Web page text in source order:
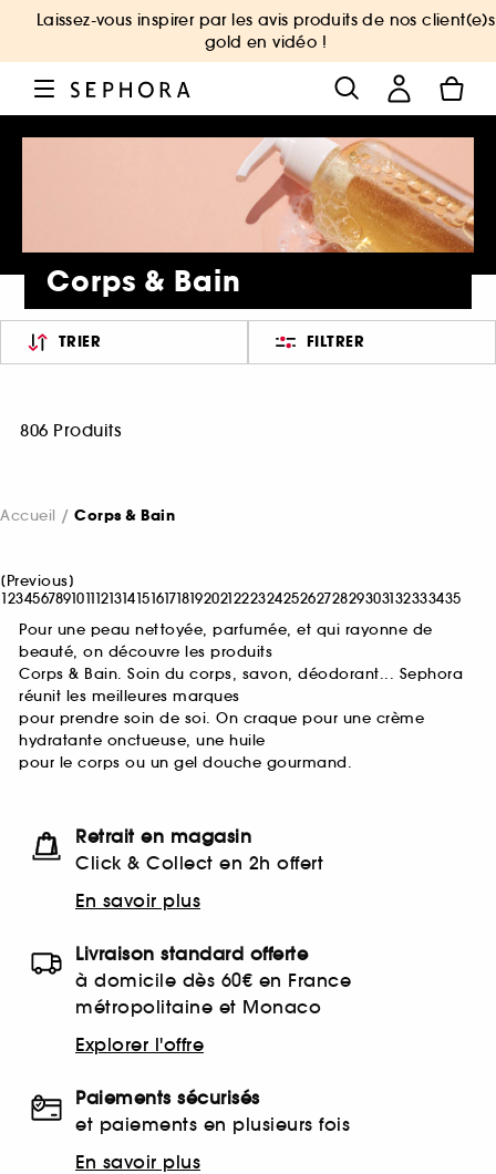
Laissez-vous inspirer par les avis produits de nos client(e)s
gold en vidéo !
Corps & Bain
TRIER FILTRER
806 Produits
Accueil Corps & Bain
[Previous]
1234567891011121314151617181920212223242526272829303132333435
Pour une peau nettoyée, parfumée, et qui rayonne de
beauté, on découvre les produits
Corps & Bain. Soin du corps, savon, déodorant... Sephora
réunit les meilleures marques
pour prendre soin de soi. On craque pour une crème
hydratante onctueuse, une huile
pour le corps ou un gel douche gourmand.
Retrait en magasin
Click & Collect en 2h offert
En savoir plus
Livraison standard offerte
à domicile dès 60€ en France
métropolitaine et Monaco
Explorer l'offre
Paiements sécurisés
et paiements en plusieurs fois
En savoir plus